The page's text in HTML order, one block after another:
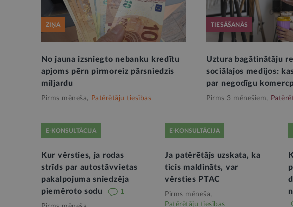
ZIŅA
No jauna izsniegto nebanku kredītu
apjoms pērn pirmoreiz pārsniedzis
miljardu
Pirms mēneša, Patērētāju tiesības
TIESĀŠANĀS
Uztura bagātinātāju
sociālajos medijos:
par negodīgu
Pirms 3 mēnešiem,
E-KONSULTĀCIJA
Kur vērsties, ja rodas
strīds par autostāvvietas
pakalpojuma sniedzēja
piemēroto sodu
1
E-KONSULTĀCIJA
Ja patērētājs uzskata, ka
ticis maldināts, var
vērsties PTAC
Pirms mēneša,
Patērētāju tiesības